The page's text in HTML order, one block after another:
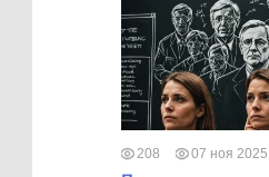
208 07 ноя 2025